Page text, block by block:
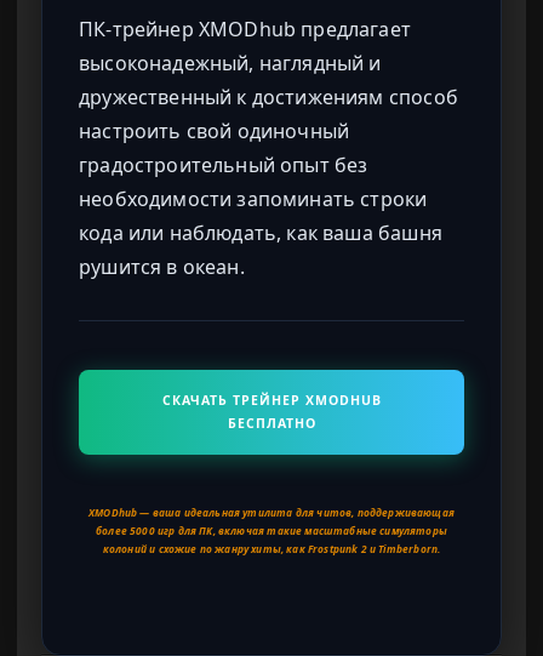
ПК-трейнер XMODhub предлагает
высоконадежный, наглядный и
дружественный к достижениям способ
настроить свой одиночный
градостроительный опыт без
необходимости запоминать строки
кода или наблюдать, как ваша башня
рушится в океан.
СКАЧАТЬ ТРЕЙНЕР XMODHUB
БЕСПЛАТНО
XMODhub — ваша идеальная утилита для читов, поддерживающая
более 5000 игр для ПК, включая такие масштабные симуляторы
колоний и схожие по жанру хиты, как Frostpunk 2 и Timberborn.